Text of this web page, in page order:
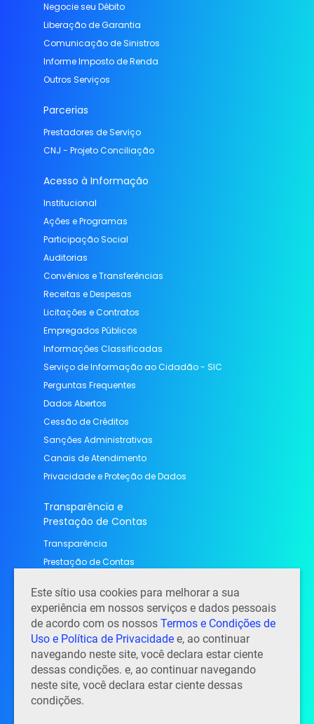
Negocie seu Débito
Liberação de Garantia
Comunicação de Sinistros
Informe Imposto de Renda
Outros Serviços
Parcerias
Prestadores de Serviço
CNJ - Projeto Conciliação
Acesso à Informação
Institucional
Ações e Programas
Participação Social
Auditorias
Convênios e Transferências
Receitas e Despesas
Licitações e Contratos
Empregados Públicos
Informações Classificadas
Serviço de Informação ao Cidadão - SIC
Perguntas Frequentes
Dados Abertos
Cessão de Créditos
Sanções Administrativas
Canais de Atendimento
Privacidade e Proteção de Dados
Transparência e
Prestação de Contas
Transparência
Prestação de Contas
Contato
Contato, endereço e horário de atendimento
Perguntas Frequentes
Notícias
Trabalhe conosco
Este sítio usa cookies para melhorar a sua
experiência em nossos serviços e dados pessoais
de acordo com os nossos Termos e Condições de
Uso e Política de Privacidade e, ao continuar
navegando neste site, você declara estar ciente
dessas condições. e, ao continuar navegando
neste site, você declara estar ciente dessas
condições.